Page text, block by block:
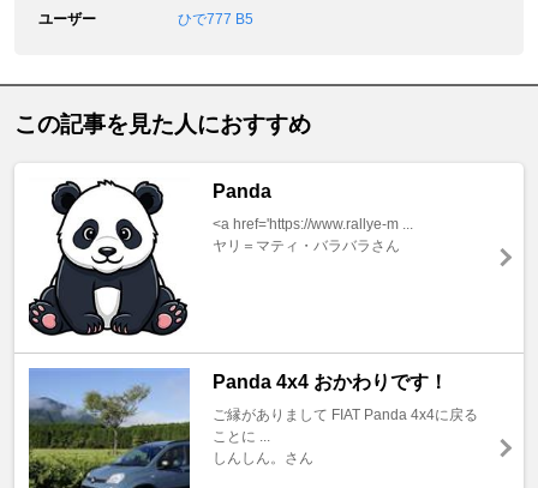
ユーザー ひで777 B5
この記事を見た人におすすめ
Panda
<a href='https://www.rallye-m ...
ヤリ＝マティ・バラバラさん
Panda 4x4 おかわりです！
ご縁がありまして FIAT Panda 4x4に戻る
ことに ...
しんしん。さん